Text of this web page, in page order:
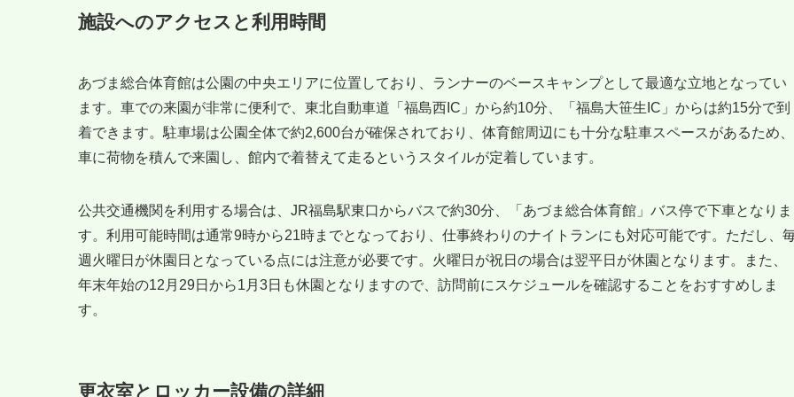
施設へのアクセスと利用時間
あづま総合体育館は公園の中央エリアに位置しており、ランナーのベースキャンプとして最適な立地となってい
ます。車での来園が非常に便利で、東北自動車道「福島西IC」から約10分、「福島大笹生IC」からは約15分で到
着できます。駐車場は公園全体で約2,600台が確保されており、体育館周辺にも十分な駐車スペースがあるため、
車に荷物を積んで来園し、館内で着替えて走るというスタイルが定着しています。
公共交通機関を利用する場合は、JR福島駅東口からバスで約30分、「あづま総合体育館」バス停で下車となりま
す。利用可能時間は通常9時から21時までとなっており、仕事終わりのナイトランにも対応可能です。ただし、
週火曜日が休園日となっている点には注意が必要です。火曜日が祝日の場合は翌平日が休園となります。また、
年末年始の12月29日から1月3日も休園となりますので、訪問前にスケジュールを確認することをおすすめしま
す。
更衣室とロッカー設備の詳細